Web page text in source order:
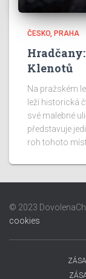
ČESKO PRAHA
Klenotů
Na pražském
leží historická
své malebné
představuje
roh tohoto
© 2023
cookies